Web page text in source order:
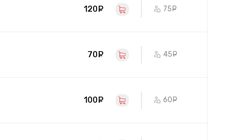
120 руб. 75
70 руб. 45
100 руб. 60